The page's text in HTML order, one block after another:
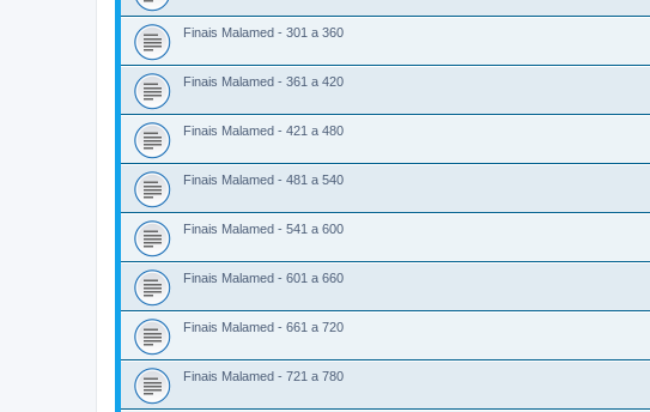
Finais Malamed - 301 a 360
Finais Malamed - 361 a 420
Finais Malamed - 421 a 480
Finais Malamed - 481 a 540
Finais Malamed - 541 a 600
Finais Malamed - 601 a 660
Finais Malamed - 661 a 720
Finais Malamed - 721 a 780